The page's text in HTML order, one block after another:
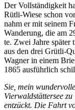
Der Voll­stän­dig­keit
Rüt­li-Wie­se schon
nahm er mit sei­nem
Wan­de­rung, die am
te. Zwei Jah­re spä­ter
aus den drei Grüt­li-
Wag­ner in ei­nem
1865 aus­führ­lich
Sie, mein
Vier­wald­stät­ter­see
ent­zückt. Die Fahrt